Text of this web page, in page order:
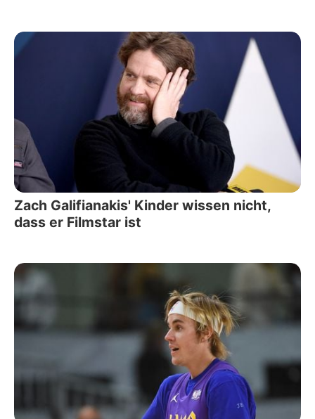
Zach Galifianakis' Kinder wissen nicht,
dass er Filmstar ist